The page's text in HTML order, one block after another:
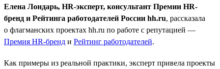
Елена Лондарь, HR-эксперт, консультант Премии HR-
бренд и Рейтинга работодателей России hh.ru, рассказала
о флагманских проектах hh.ru по работе с репутацией —
Премия HR-бренд и Рейтинг работодателей.
Как примеры из реальной практики, эксперт привела проекты